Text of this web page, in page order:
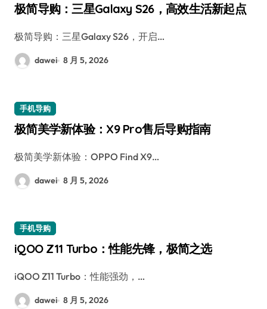
极简导购：三星Galaxy S26，高效生活新起点
极简导购：三星Galaxy S26，开启…
dawei 8 月 5, 2026
手机导购
极简美学新体验：X9 Pro售后导购指南
极简美学新体验：OPPO Find X9…
dawei 8 月 5, 2026
手机导购
iQOO Z11 Turbo：性能先锋，极简之选
iQOO Z11 Turbo：性能强劲，…
dawei 8 月 5, 2026